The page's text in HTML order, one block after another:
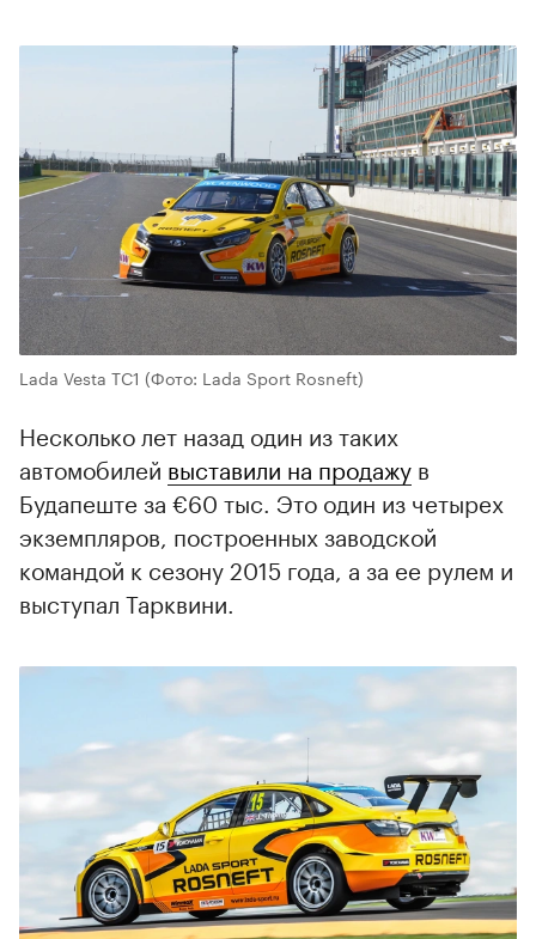
Lada Vesta TC1 (Фото: Lada Sport Rosneft)
Несколько лет назад один из таких
автомобилей выставили на продажу в
Будапеште за €60 тыс. Это один из четырех
экземпляров, построенных заводской
командой к сезону 2015 года, а за ее рулем и
выступал Тарквини.